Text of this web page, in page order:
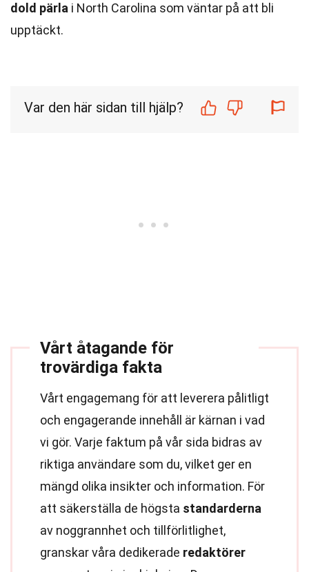
dold pärla i North Carolina som väntar på att bli
upptäckt.
Var den här sidan till hjälp?
Vårt åtagande för
trovärdiga fakta
Vårt engagemang för att leverera pålitligt
och engagerande innehåll är kärnan i vad
vi gör. Varje faktum på vår sida bidras av
riktiga användare som du, vilket ger en
mängd olika insikter och information. För
att säkerställa de högsta standarderna
av noggrannhet och tillförlitlighet,
granskar våra dedikerade redaktörer